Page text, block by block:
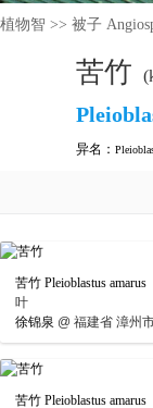
植物智 >> 被子
苦竹
异名：
苦竹 Pleioblastus amarus
叶
徐锦泉 @ 福建省 漳州
苦竹 Pleioblastus amarus